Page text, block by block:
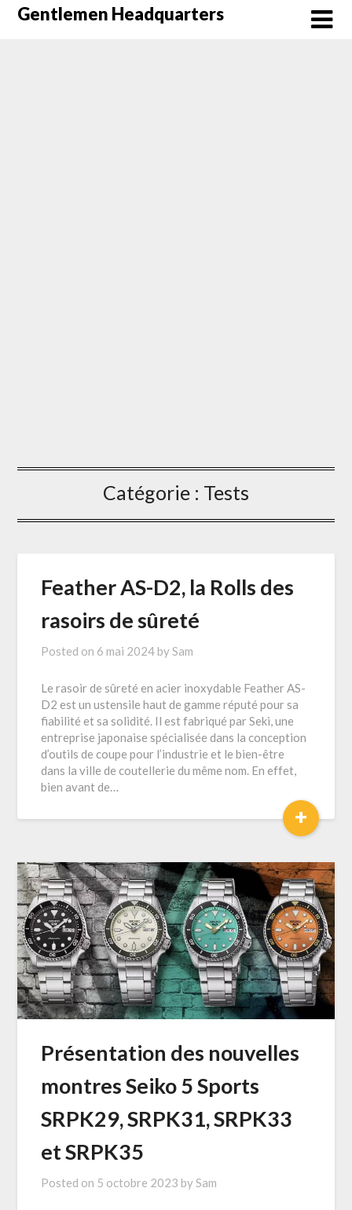
SkipGentlemen Headquarters
Catégorie : Tests
Feather AS-D2, la Rolls des
rasoirs de sûreté
Posted on 6 mai 2024 bySam
Le rasoir de sûreté en acier inoxydable Feather AS-
D2 est un ustensile haut de gamme réputé pour sa
fiabilité et sa solidité. Il est fabriqué par Seki, une
entreprise japonaise spécialisée dans la conception
d’outils de coupe pour l’industrie et le bien-être
dans la ville de coutellerie du même nom. En effet,
bien avant de…
+
Présentation des nouvelles
montres Seiko 5 Sports
SRPK29, SRPK31, SRPK33
et SRPK35
Posted on 5 octobre 2023 bySam